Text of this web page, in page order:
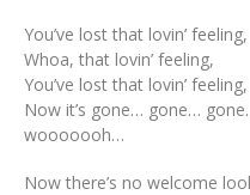
You’ve lost that lovin’ feeling,
Whoa, that lovin’ feeling,
You’ve lost that lovin’ feeling,
Now it’s gone… gone…
wooooooh…
Now there’s no welcome